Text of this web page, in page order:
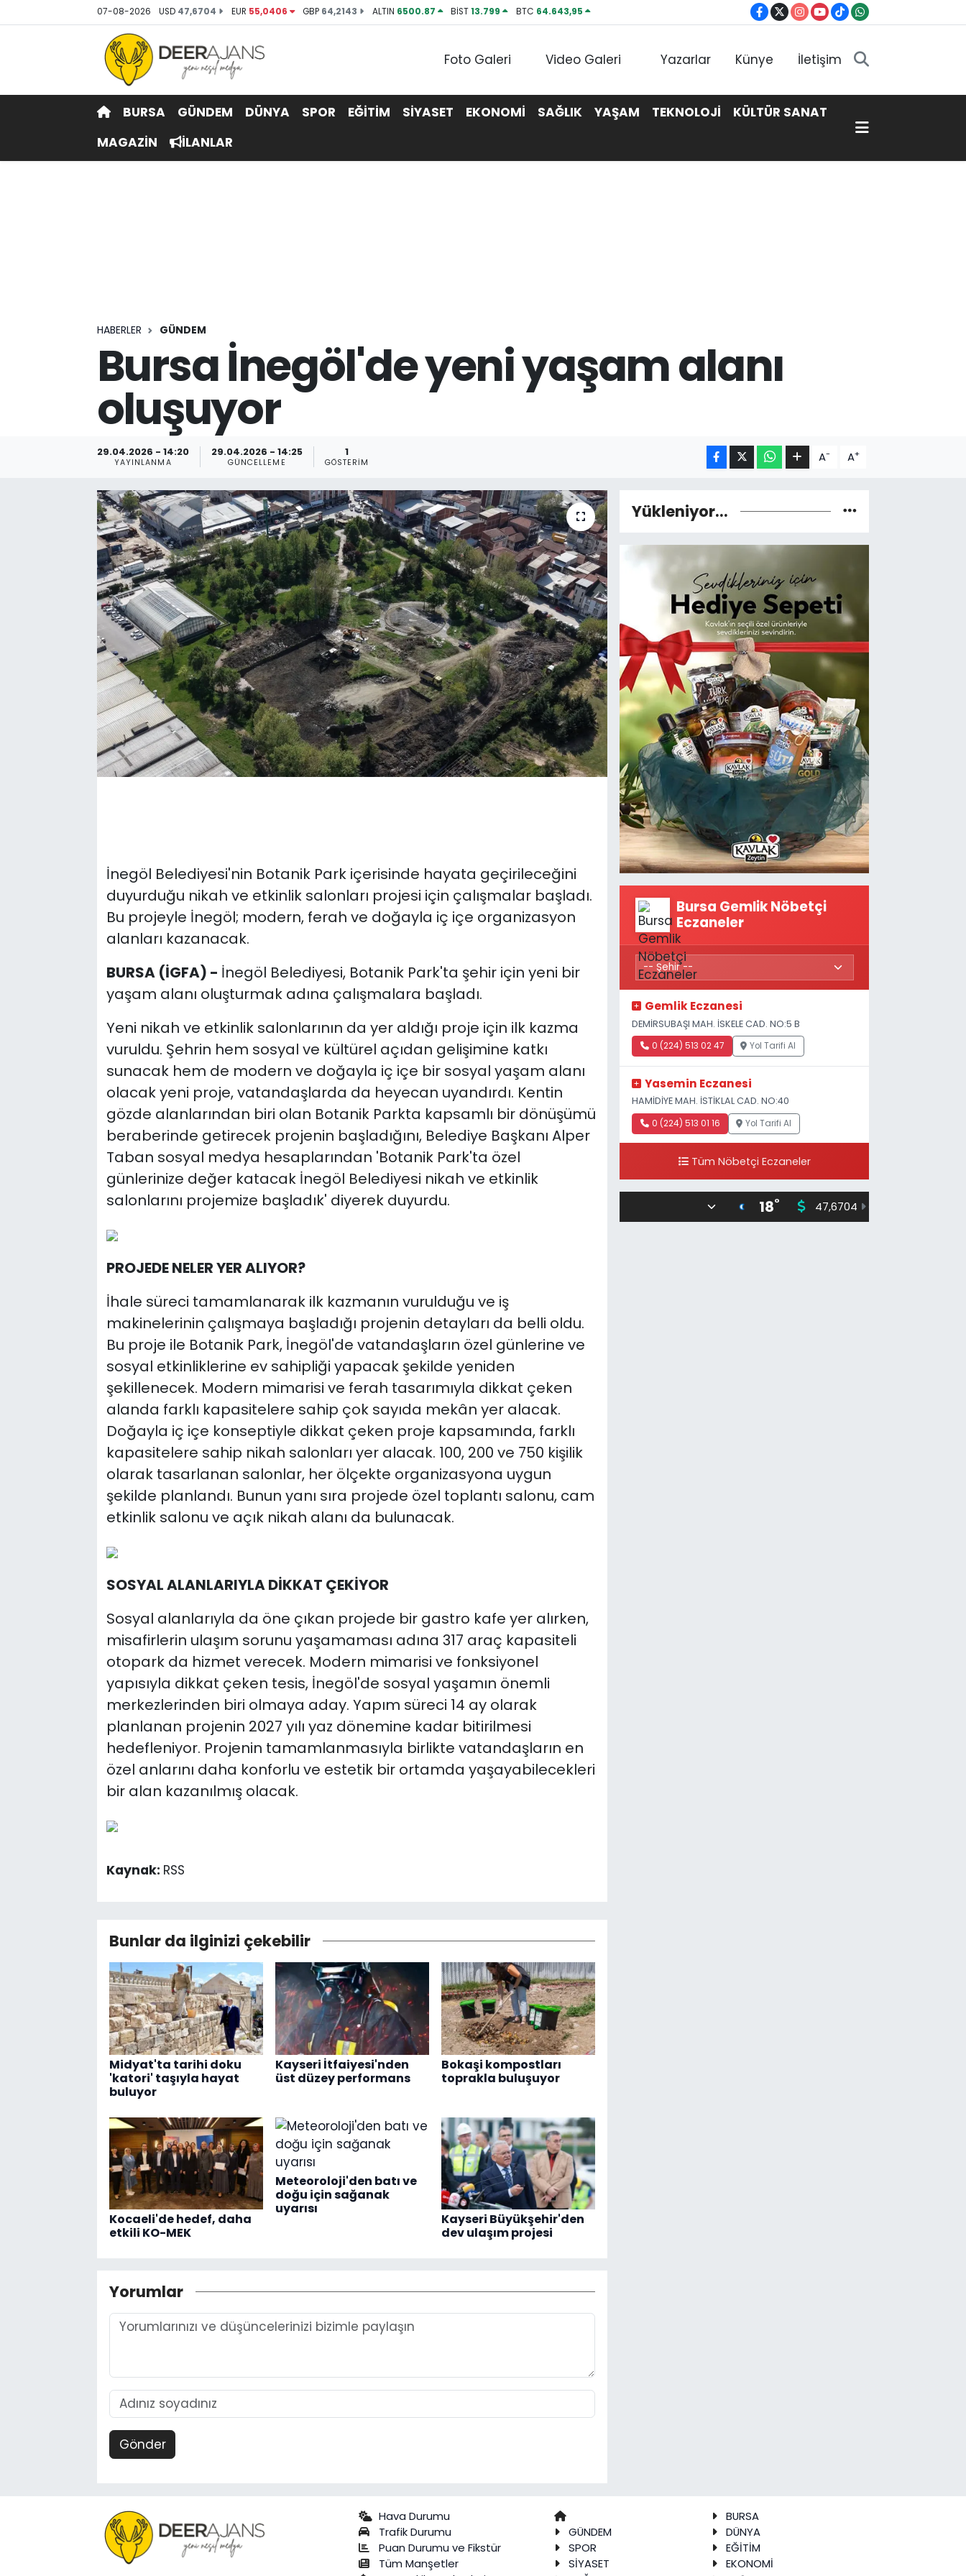
07-08-2026 USD 47,6704 EUR 55,0406 GBP 64,2143 ALTIN 6500.87 BİST13.799 BTC 64.643,95
Foto Galeri Video Galeri Yazarlar Künye İletişim
BURSA GÜNDEM DÜNYA SPOR EĞİTİM SİYASET EKONOMİ SAĞLIK YAŞAM TEKNOLOJİ
KÜLTÜR SANAT
MAGAZİN
İLANLAR
HABERLER GÜNDEM
Bursa İnegöl'de yeni yaşam alanı
oluşuyor
29.04.2026 - 14:20
YAYINLANMA
29.04.2026 - 14:25
GÜNCELLEME
1
GÖSTERIM A- A+
İnegöl Belediyesi'nin Botanik Park içerisinde hayata geçirileceğini
duyurduğu nikah ve etkinlik salonları projesi için çalışmalar başladı.
Bu projeyle İnegöl; modern, ferah ve doğayla iç içe organizasyon
alanları kazanacak.
BURSA (İGFA) - İnegöl Belediyesi, Botanik Park'ta şehir için yeni bir
yaşam alanı oluşturmak adına çalışmalara başladı.
Yeni nikah ve etkinlik salonlarının da yer aldığı proje için ilk kazma
vuruldu. Şehrin hem sosyal ve kültürel açıdan gelişimine katkı
sunacak hem de modern ve doğayla iç içe bir sosyal yaşam alanı
olacak yeni proje, vatandaşlarda da heyecan uyandırdı. Kentin
gözde alanlarından biri olan Botanik Parkta kapsamlı bir dönüşümü
beraberinde getirecek projenin başladığını, Belediye Başkanı Alper
Taban sosyal medya hesaplarından 'Botanik Park'ta özel
günlerinize değer katacak İnegöl Belediyesi nikah ve etkinlik
salonlarını projemize başladık' diyerek duyurdu.
PROJEDE NELER YER ALIYOR?
İhale süreci tamamlanarak ilk kazmanın vurulduğu ve iş
makinelerinin çalışmaya başladığı projenin detayları da belli oldu.
Bu proje ile Botanik Park, İnegöl'de vatandaşların özel günlerine ve
sosyal etkinliklerine ev sahipliği yapacak şekilde yeniden
şekillenecek. Modern mimarisi ve ferah tasarımıyla dikkat çeken
alanda farklı kapasitelere sahip çok sayıda mekân yer alacak.
Doğayla iç içe konseptiyle dikkat çeken proje kapsamında, farklı
kapasitelere sahip nikah salonları yer alacak. 100, 200 ve 750 kişilik
olarak tasarlanan salonlar, her ölçekte organizasyona uygun
şekilde planlandı. Bunun yanı sıra projede özel toplantı salonu, cam
etkinlik salonu ve açık nikah alanı da bulunacak.
SOSYAL ALANLARIYLA DİKKAT ÇEKİYOR
Sosyal alanlarıyla da öne çıkan projede bir gastro kafe yer alırken,
misafirlerin ulaşım sorunu yaşamaması adına 317 araç kapasiteli
otopark da hizmet verecek. Modern mimarisi ve fonksiyonel
yapısıyla dikkat çeken tesis, İnegöl'de sosyal yaşamın önemli
merkezlerinden biri olmaya aday. Yapım süreci 14 ay olarak
planlanan projenin 2027 yılı yaz dönemine kadar bitirilmesi
hedefleniyor. Projenin tamamlanmasıyla birlikte vatandaşların en
özel anlarını daha konforlu ve estetik bir ortamda yaşayabilecekleri
bir alan kazanılmış olacak.
Kaynak: RSS
Bunlar da ilginizi çekebilir
Midyat'ta tarihi doku
'katori' taşıyla hayat
buluyor
Kayseri İtfaiyesi'nden
üst düzey performans
Bokaşi kompostları
toprakla buluşuyor
Kocaeli'de hedef, daha
etkili KO-MEK
Meteoroloji'den batı ve
doğu için sağanak
uyarısı
Kayseri Büyükşehir'den
dev ulaşım projesi
Yorumlar
Gönder
Yükleniyor...
Bursa Gemlik Nöbetçi
Eczaneler
Gemlik Eczanesi
DEMİRSUBAŞI MAH. İSKELE CAD. NO:5 B
0 (224) 513 02 47 Yol Tarifi Al
Yasemin Eczanesi
HAMİDİYE MAH. İSTİKLAL CAD. NO:40
0 (224) 513 01 16 Yol Tarifi Al
Tüm Nöbetçi Eczaneler
18° 47,6704
Hava Durumu
Trafik Durumu
Puan Durumu ve Fikstür
Tüm Manşetler
BURSA
GÜNDEM
DÜNYA
SPOR
EĞİTİM
SİYASET
EKONOMİ
Hava Durumu
Trafik Durumu
Tüm Manşetler